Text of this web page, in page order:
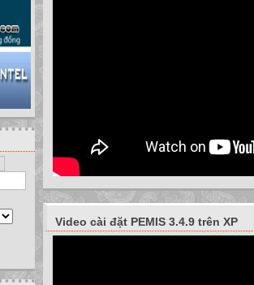
Video cài đặt PEMIS 3.4.9 trên XP